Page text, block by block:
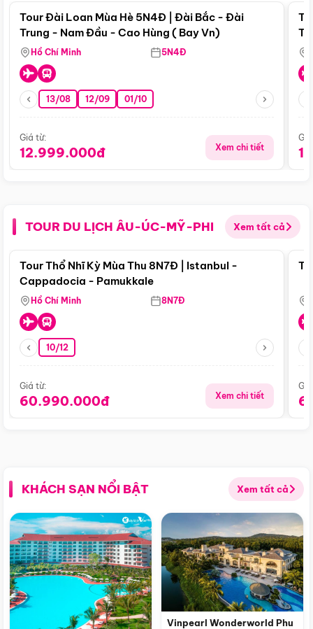
Tour Đài Loan Mùa Hè 5N4Đ | Đài Bắc - Đài
Trung - Nam Đầu - Cao Hùng ( Bay Vn)
Hồ Chí Minh 5N4Đ
13/08 12/09 01/10
Giá từ:
12.999.000đ Xem chi tiết
TOUR DU LỊCH ÂU-ÚC-MỸ-PHI Xem tất cả
Điểm nổi bật
Tour Thổ Nhĩ Kỳ Mùa Thu 8N7Đ | Istanbul -
Cappadocia - Pamukkale
Hồ Chí Minh 8N7Đ
10/12
Giá từ:
60.990.000đ Xem chi tiết
KHÁCH SẠN NỔI BẬT Xem tất cả
Vinpearl Wonderworld Phu